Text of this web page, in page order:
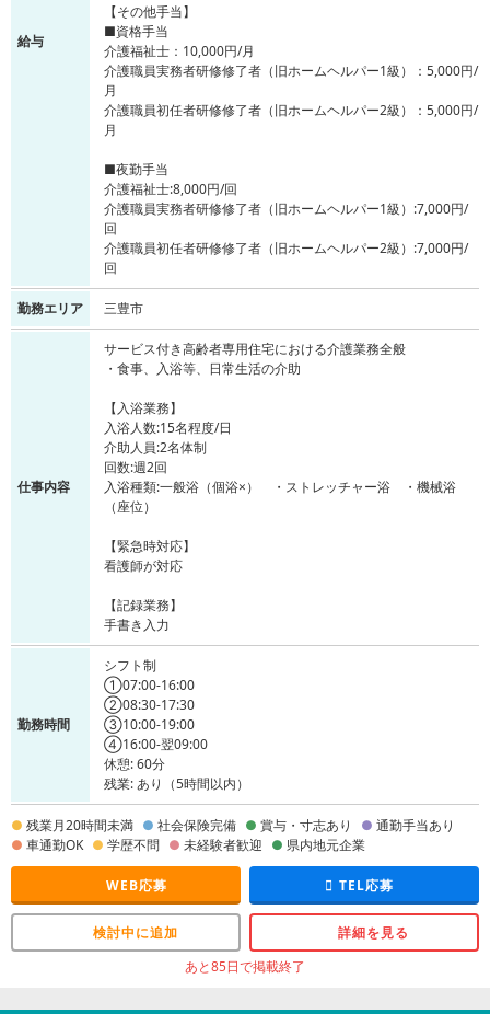
給与
【その他手当】
■資格手当
介護福祉士：10,000円/月
介護職員実務者研修修了者（旧ホームヘルパー1級）：5,000円/
月
介護職員初任者研修修了者（旧ホームヘルパー2級）：5,000円/
月
■夜勤手当
介護福祉士:8,000円/回
介護職員実務者研修修了者（旧ホームヘルパー1級）:7,000円/
回
介護職員初任者研修修了者（旧ホームヘルパー2級）:7,000円/
回
勤務エリア 三豊市
仕事内容
サービス付き高齢者専用住宅における介護業務全般
・食事、入浴等、日常生活の介助
【入浴業務】
入浴人数:15名程度/日
介助人員:2名体制
回数:週2回
入浴種類:一般浴（個浴×） ・ストレッチャー浴 ・機械浴
（座位）
【緊急時対応】
看護師が対応
【記録業務】
手書き入力
勤務時間
シフト制
①07:00-16:00
②08:30-17:30
③10:00-19:00
④16:00-翌09:00
休憩: 60分
残業: あり（5時間以内）
残業月20時間未満 社会保険完備 賞与・寸志あり
通勤手当あり
車通勤OK
学歴不問 未経験者歓迎 県内地元企業
WEB応募 TEL応募
検討中に追加
詳細を見る
あと85日で掲載終了